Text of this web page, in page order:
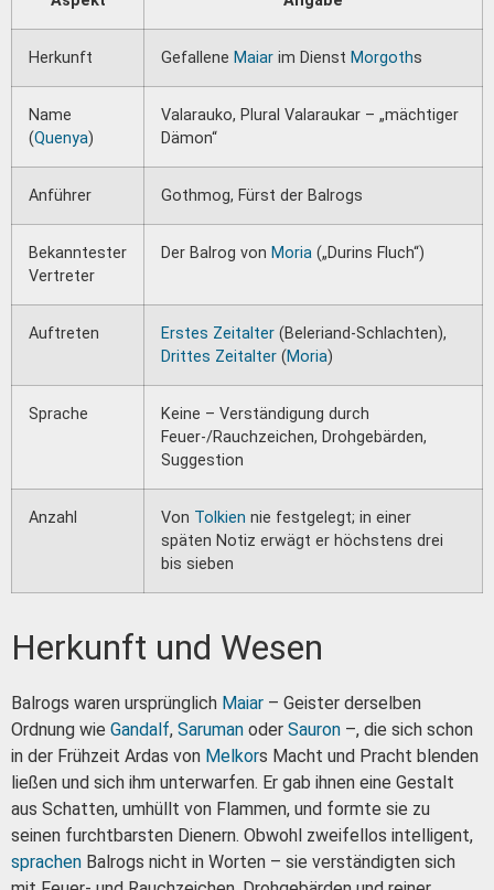
Herkunft Gefallene Maiar im Dienst Morgoths
Name
(Quenya)
Valarauko, Plural Valaraukar – „mächtiger
Dämon“
Anführer Gothmog, Fürst der Balrogs
Bekanntester
Vertreter
Der Balrog von Moria („Durins Fluch“)
Auftreten Erstes Zeitalter (Beleriand-Schlachten),
Drittes Zeitalter (Moria)
Sprache
Keine – Verständigung durch
Feuer-/Rauchzeichen, Drohgebärden,
Suggestion
Anzahl Von Tolkien nie festgelegt; in einer
späten Notiz erwägt er höchstens drei
bis sieben
Herkunft und Wesen
Balrogs waren ursprünglich Maiar – Geister derselben
Ordnung wie Gandalf, Saruman oder Sauron –, die sich schon
in der Frühzeit Ardas von Melkors Macht und Pracht blenden
ließen und sich ihm unterwarfen. Er gab ihnen eine Gestalt
aus Schatten, umhüllt von Flammen, und formte sie zu
seinen furchtbarsten Dienern. Obwohl zweifellos intelligent,
sprachen Balrogs nicht in Worten – sie verständigten sich